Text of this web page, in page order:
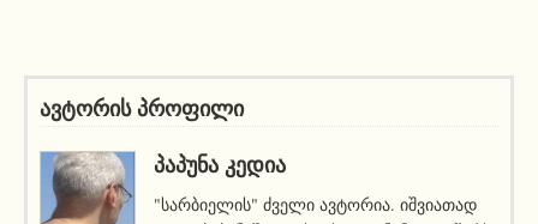
ავტორის პროფილი
ᲞᲐᲞᲣᲜᲐ ᲙᲔᲓᲘᲐ
"სარბიელის" ძველი ავტორია. იშვიათად